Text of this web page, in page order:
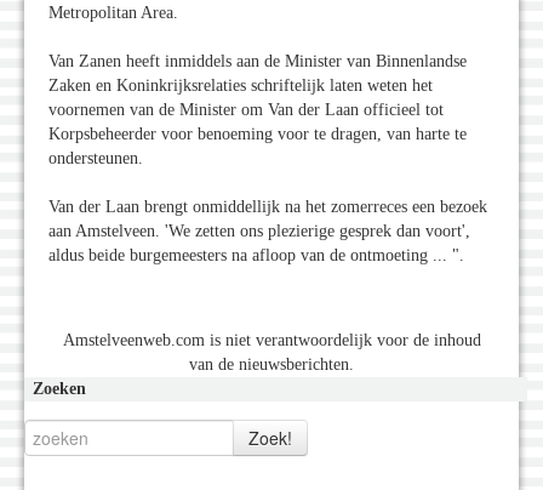
Metropolitan Area.
Van Zanen heeft inmiddels aan de Minister van Binnenlandse
Zaken en Koninkrijksrelaties schriftelijk laten weten het
voornemen van de Minister om Van der Laan officieel tot
Korpsbeheerder voor benoeming voor te dragen, van harte te
ondersteunen.
Van der Laan brengt onmiddellijk na het zomerreces een bezoek
aan Amstelveen. 'We zetten ons plezierige gesprek dan voort',
aldus beide burgemeesters na afloop van de ontmoeting ... ".
Amstelveenweb.com is niet verantwoordelijk voor de inhoud
van de nieuwsberichten.
Zoeken